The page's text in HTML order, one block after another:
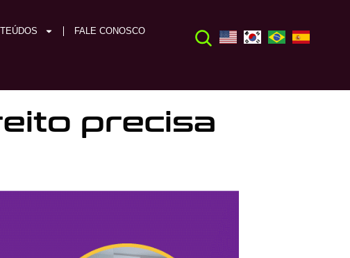
FALE CONOSCO
precisa